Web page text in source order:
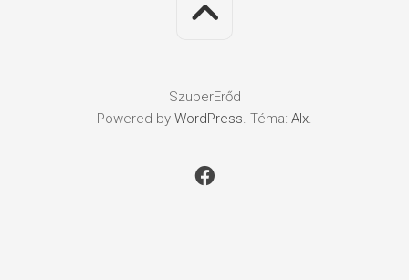
SzuperErőd
Powered by WordPress. Téma: Alx.